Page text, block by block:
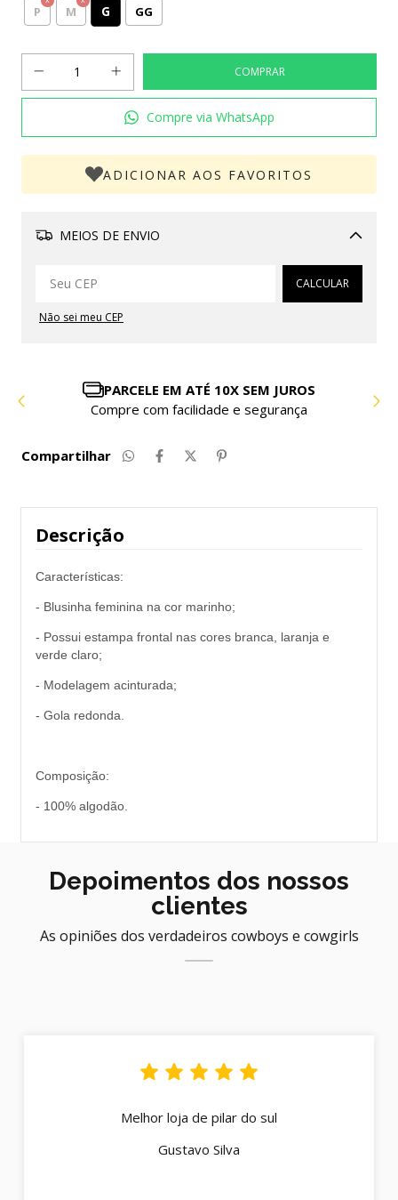
P M G GG
Compre via WhatsApp
ADICIONAR AOS FAVORITOS
MEIOS DE ENVIO
Alterar CEP
CALCULAR
Não sei meu CEP
PARCELE EM ATÉ 10X SEM JUROS
Compre com facilidade e segurança
Compartilhar
Descrição
Características:
- Blusinha feminina na cor marinho;
- Possui estampa frontal nas cores branca, laranja e
verde claro;
- Modelagem acinturada;
- Gola redonda.
Composição:
- 100% algodão.
Depoimentos dos nossos
clientes
As opiniões dos verdadeiros cowboys e cowgirls
Melhor loja de pilar do sul
Gustavo Silva